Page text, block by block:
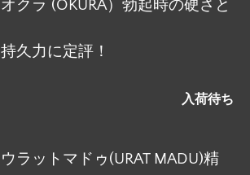
オクラ (OKURA）勃起時の硬さと
持久力に定評！
入荷待ち
ウラットマドゥ(URAT MADU)精